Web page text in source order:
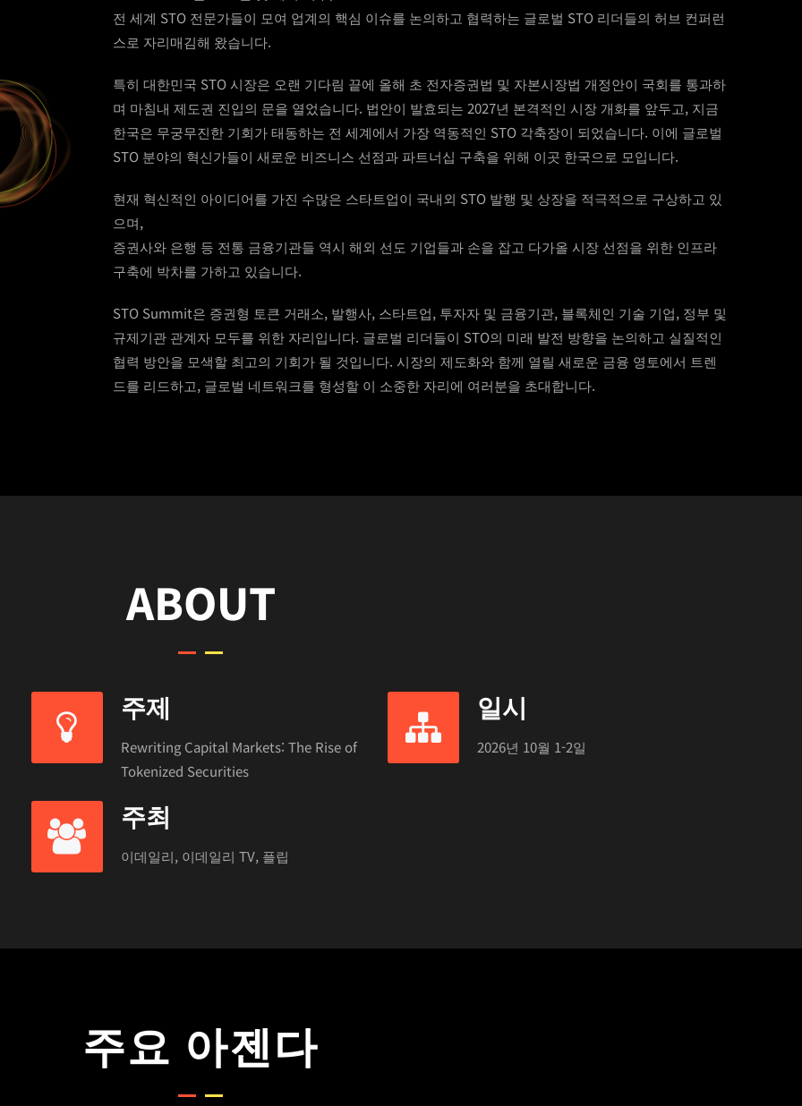
전 세계 STO 전문가들이 모여 업계의 핵심 이슈를 논의하고 협력하는 글로벌 STO 리더들의 허브 컨퍼런
스로 자리매김해 왔습니다.
특히 대한민국 STO 시장은 오랜 기다림 끝에 올해 초 전자증권법 및 자본시장법 개정안이 국회를 통과하
며 마침내 제도권 진입의 문을 열었습니다. 법안이 발효되는 2027년 본격적인 시장 개화를 앞두고, 지금
한국은 무궁무진한 기회가 태동하는 전 세계에서 가장 역동적인 STO 각축장이 되었습니다. 이에 글로벌
STO 분야의 혁신가들이 새로운 비즈니스 선점과 파트너십 구축을 위해 이곳 한국으로 모입니다.
현재 혁신적인 아이디어를 가진 수많은 스타트업이 국내외 STO 발행 및 상장을 적극적으로 구상하고 있
으며,
증권사와 은행 등 전통 금융기관들 역시 해외 선도 기업들과 손을 잡고 다가올 시장 선점을 위한 인프라
구축에 박차를 가하고 있습니다.
STO Summit은 증권형 토큰 거래소, 발행사, 스타트업, 투자자 및 금융기관, 블록체인 기술 기업, 정부 및
규제기관 관계자 모두를 위한 자리입니다. 글로벌 리더들이 STO의 미래 발전 방향을 논의하고 실질적인
협력 방안을 모색할 최고의 기회가 될 것입니다. 시장의 제도화와 함께 열릴 새로운 금융 영토에서 트렌
드를 리드하고, 글로벌 네트워크를 형성할 이 소중한 자리에 여러분을 초대합니다.
ABOUT
주제
Rewriting Capital Markets: The Rise of
Tokenized Securities
일시
2026년 10월 1-2일
주최
이데일리, 이데일리 TV, 플립
주요 아젠다